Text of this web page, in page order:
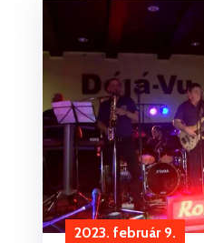
2023. február 9.